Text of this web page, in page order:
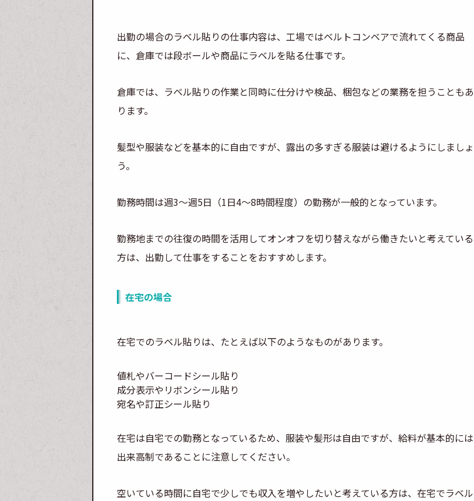
出勤の場合のラベル貼りの仕事内容は、工場ではベルトコンベアで流れてくる商品
に、倉庫では段ボールや商品にラベルを貼る仕事です。
倉庫では、ラベル貼りの作業と同時に仕分けや検品、梱包などの業務を担うこともあ
ります。
髪型や服装などを基本的に自由ですが、露出の多すぎる服装は避けるようにしましょ
う。
勤務時間は週3～週5日（1日4～8時間程度）の勤務が一般的となっています。
勤務地までの往復の時間を活用してオンオフを切り替えながら働きたいと考えている
方は、出勤して仕事をすることをおすすめします。
在宅の場合
在宅でのラベル貼りは、たとえば以下のようなものがあります。
値札やバーコードシール貼り
成分表示やリボンシール貼り
宛名や訂正シール貼り
在宅は自宅での勤務となっているため、服装や髪形は自由ですが、給料が基本的には
出来高制であることに注意してください。
空いている時間に自宅で少しでも収入を増やしたいと考えている方は、在宅でラベル